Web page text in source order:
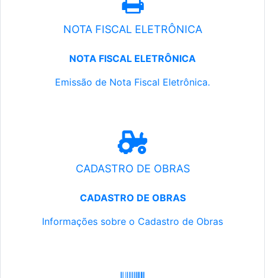
NOTA FISCAL ELETRÔNICA
NOTA FISCAL ELETRÔNICA
Emissão de Nota Fiscal Eletrônica.
CADASTRO DE OBRAS
CADASTRO DE OBRAS
Informações sobre o Cadastro de Obras